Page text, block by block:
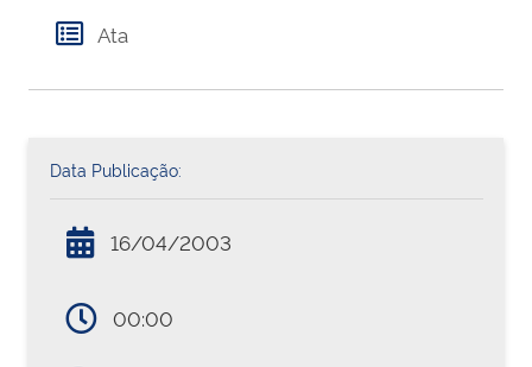
Ata
Data Publicação:
16/04/2003
00:00